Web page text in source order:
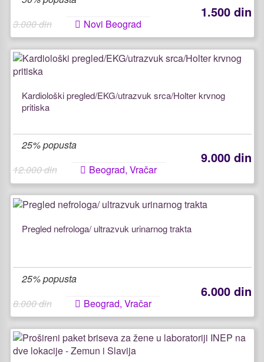
1.500 din
3.000 din Novi Beograd
Kardiološki pregled/EKG/utrazvuk srca/Holter krvnog
pritiska
25% popusta
9.000 din
12.000 din Beograd, Vračar
Pregled nefrologa/ ultrazvuk urinarnog trakta
25% popusta
6.000 din
8.000 din Beograd, Vračar